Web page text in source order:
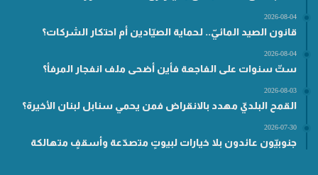
2026-08-04
قانون الصيد المائيّ.. لحماية الصيّادين أم احتكار الشركات؟
2026-08-04
ستّ سنوات على الفاجعة فأين أضحى ملف انفجار المرفأ؟
2026-08-03
القمح البلديّ مهدد بالانقراض فمن يحمي سنابل لبنان الأخيرة؟
2026-07-30
جنوبيّون عائدون بلا خيارات لبيوتٍ متصدّعة وأسقفٍ متهالكة